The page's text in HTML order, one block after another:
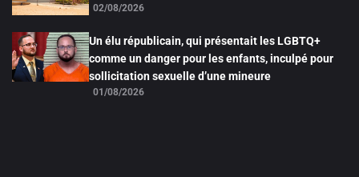
02/08/2026
Un élu républicain, qui présentait les LGBTQ+
comme un danger pour les enfants, inculpé pour
sollicitation sexuelle d’une mineure
01/08/2026